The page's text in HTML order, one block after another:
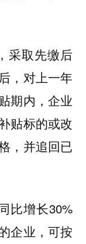
采取先缴后
，对上一年
期内，企业
贴标的或改
，并追回已
比增长30%
企业，可按